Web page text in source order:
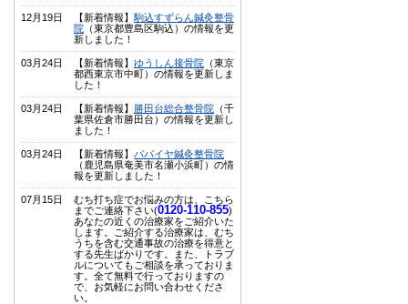
12月19日 【新着情報】 駒込すずらん鍼灸整骨
院 （東京都豊島区駒込）の情報を更
新しました！
03月24日 【新着情報】 ゆうしん接骨院 （東京
都西東京市中町）の情報を更新しま
した！
03月24日 【新着情報】 勝田台総合整骨院 （千
葉県佐倉市勝田台）の情報を更新し
ました！
03月24日 【新着情報】 パパイヤ鍼灸整骨院
（鹿児島県奄美市名瀬小浜町）の情
報を更新しました！
07月15日
むち打ち症でお悩みの方は、こちら
までご連絡下さい(0120-110-855)
あなたの近くの治療家をご紹介いた
します。ご紹介する治療家は、むち
うちを含む交通事故の治療を得意と
する先生ばかりです。また、トラブ
ルについてもご相談を承っておりま
す。全て無料で行っておりますの
で、お気軽にお問い合わせくださ
い。